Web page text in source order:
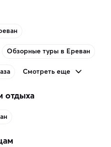
Обзорные туры в Ереван
Смотреть еще
отдыха